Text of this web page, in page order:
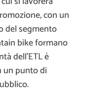
con un
del segmento
bike formano
dell’ETL è
un punto di